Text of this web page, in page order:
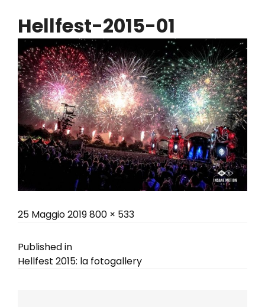
Hellfest-2015-01
Posted
25 Maggio 2019Full
800 × 533
Navigazione
Published in
Hellfest 2015: la fotogallery